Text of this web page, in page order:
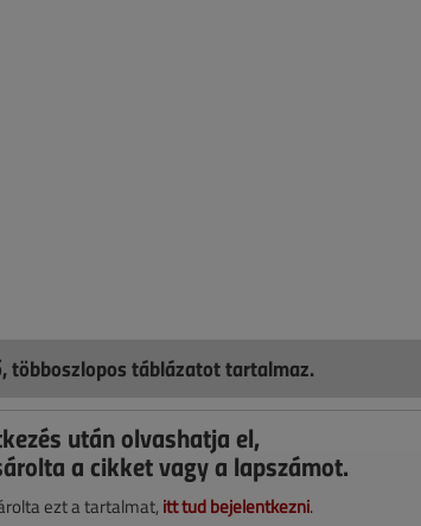
többoszlopos táblázatot tartalmaz.
után olvashatja el,
a cikket vagy a lapszámot.
ezt a tartalmat, itt tud bejelentkezni.